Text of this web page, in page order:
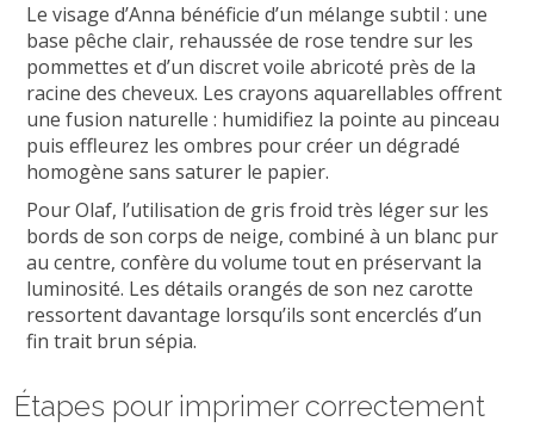
Le visage d’Anna bénéficie d’un mélange subtil : une
base pêche clair, rehaussée de rose tendre sur les
pommettes et d’un discret voile abricoté près de la
racine des cheveux. Les crayons aquarellables offrent
une fusion naturelle : humidifiez la pointe au pinceau
puis effleurez les ombres pour créer un dégradé
homogène sans saturer le papier.
Pour Olaf, l’utilisation de gris froid très léger sur les
bords de son corps de neige, combiné à un blanc pur
au centre, confère du volume tout en préservant la
luminosité. Les détails orangés de son nez carotte
ressortent davantage lorsqu’ils sont encerclés d’un
fin trait brun sépia.
Étapes pour imprimer correctement